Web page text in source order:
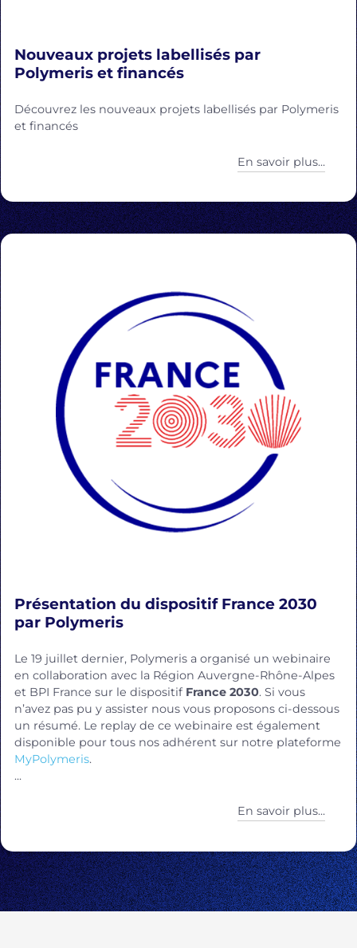
Nouveaux projets labellisés par
Polymeris et financés
Découvrez les nouveaux projets labellisés par Polymeris
et financés
En savoir plus...
Présentation du dispositif France 2030
par Polymeris
Le 19 juillet dernier, Polymeris a organisé un webinaire
en collaboration avec la Région Auvergne-Rhône-Alpes
et BPI France sur le dispositif France 2030. Si vous
n’avez pas pu y assister nous vous proposons ci-dessous
un résumé. Le replay de ce webinaire est également
disponible pour tous nos adhérent sur notre plateforme
MyPolymeris.
...
En savoir plus...